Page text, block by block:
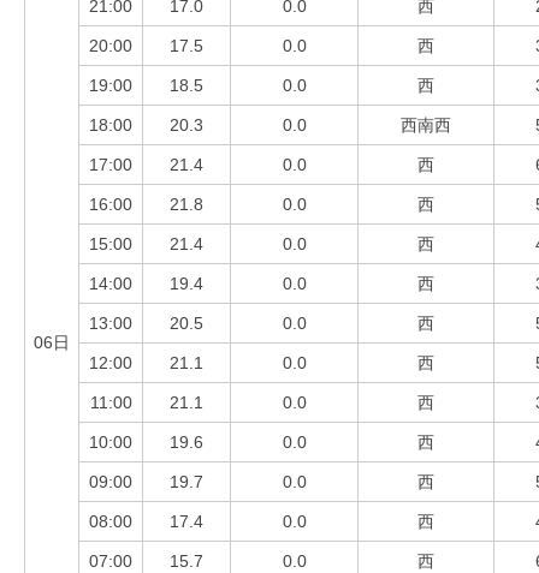
06日
21:00 17.0 0.0 西
20:00 17.5 0.0 西
19:00 18.5 0.0 西
18:00 20.3 0.0 西南西
17:00 21.4 0.0 西
16:00 21.8 0.0 西
15:00 21.4 0.0 西
14:00 19.4 0.0 西
13:00 20.5 0.0 西
12:00 21.1 0.0 西
11:00 21.1 0.0 西
10:00 19.6 0.0 西
09:00 19.7 0.0 西
08:00 17.4 0.0 西
07:00 15.7 0.0 西